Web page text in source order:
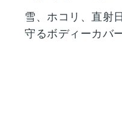
雪、ホコリ、直射
守るボディーカバー